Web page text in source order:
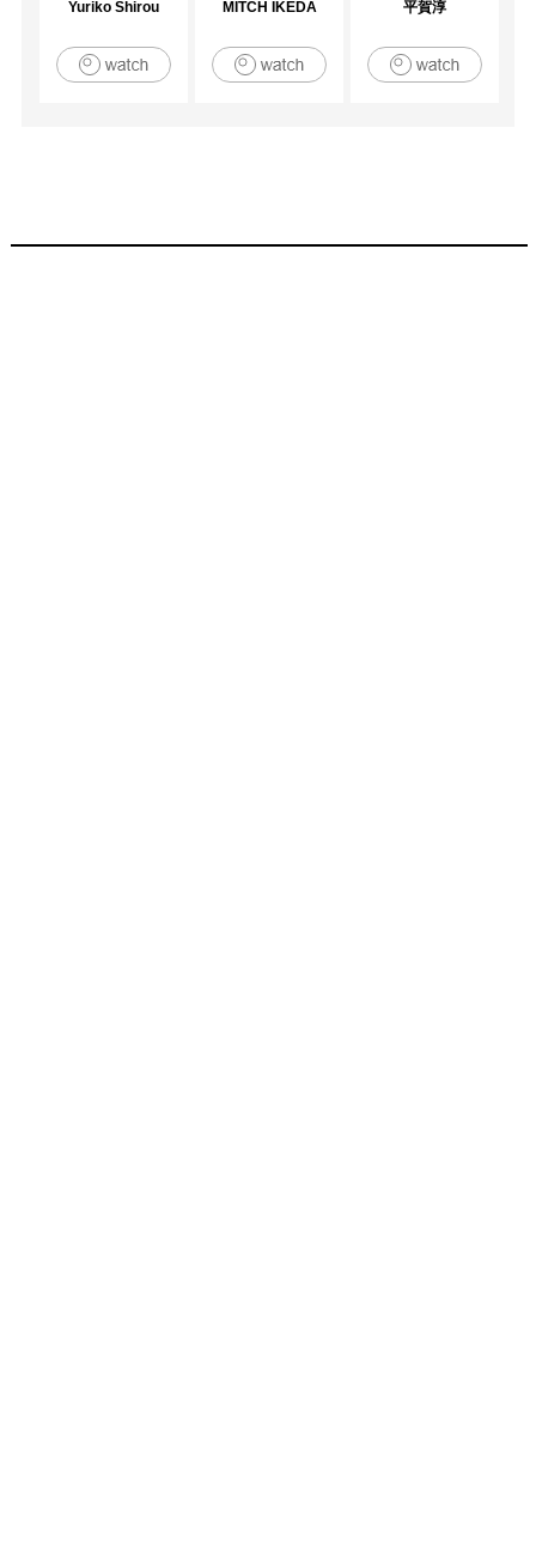
Yuriko Shirou MITCH IKEDA 平賀淳